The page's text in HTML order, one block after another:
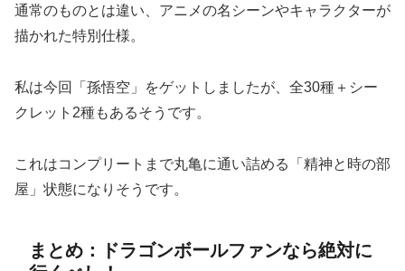
通常のものとは違い、アニメの名シーンやキャラクターが
描かれた特別仕様。
私は今回「孫悟空」をゲットしましたが、全30種＋シー
クレット2種もあるそうです。
これはコンプリートまで丸亀に通い詰める「精神と時の部
屋」状態になりそうです。
まとめ：ドラゴンボールファンなら絶対に